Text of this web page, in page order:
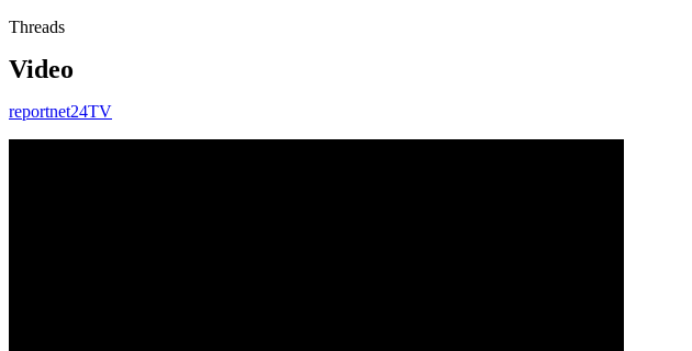
Threads
Video
reportnet24TV